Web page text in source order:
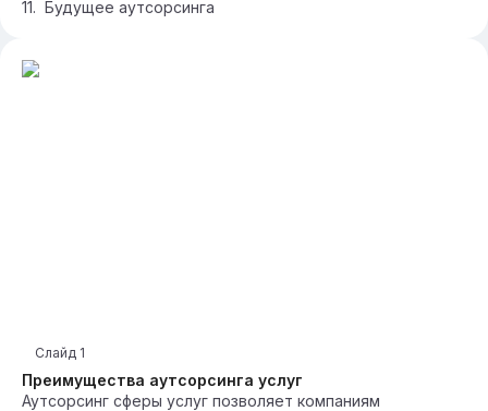
Будущее аутсорсинга
Преимущества аутсорсинга услуг
Слайд 1
Аутсорсинг сферы услуг позволяет компаниям